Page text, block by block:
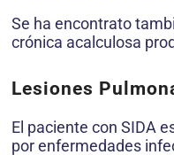
Se ha encontrato
crónica acalculosa
Lesiones
El paciente con SIDA
por enfermedades